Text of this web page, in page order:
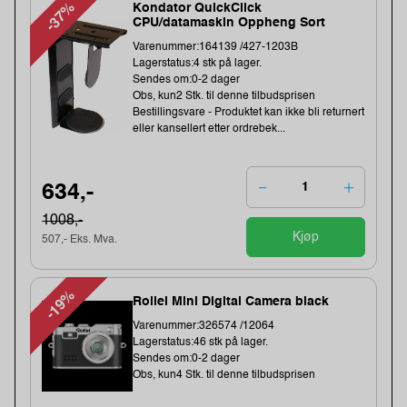
-37%
Kondator QuickClick
CPU/datamaskin Oppheng Sort
Varenummer:164139 /427-1203B
Lagerstatus:4 stk på lager.
Sendes om:0-2 dager
Obs, kun2 Stk. til denne tilbudsprisen
Bestillingsvare - Produktet kan ikke bli returnert
eller kansellert etter ordrebek...
634,-
1008,-
507,- Eks. Mva. Kjøp
-19% Rollei Mini Digital Camera black
Varenummer:326574 /12064
Lagerstatus:46 stk på lager.
Sendes om:0-2 dager
Obs, kun4 Stk. til denne tilbudsprisen